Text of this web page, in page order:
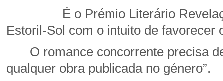
É o Prémio Literário Revelação
Estoril-Sol com o intuito de favorecer
O romance concorrente precisa
qualquer obra publicada no género”.